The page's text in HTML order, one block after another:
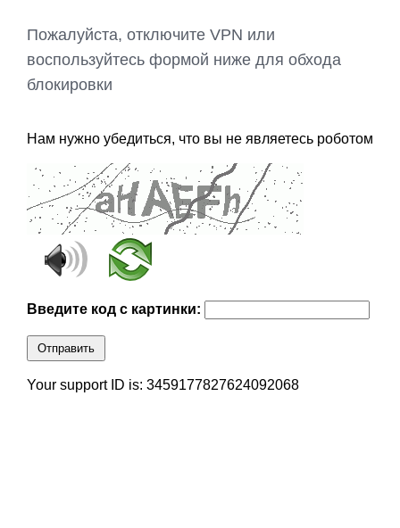
Пожалуйста, отключите VPN или
воспользуйтесь формой ниже для обхода
блокировки
Нам нужно убедиться, что вы не являетесь роботом
Введите код с картинки:
Отправить
Your support ID is: 3459177827624092068